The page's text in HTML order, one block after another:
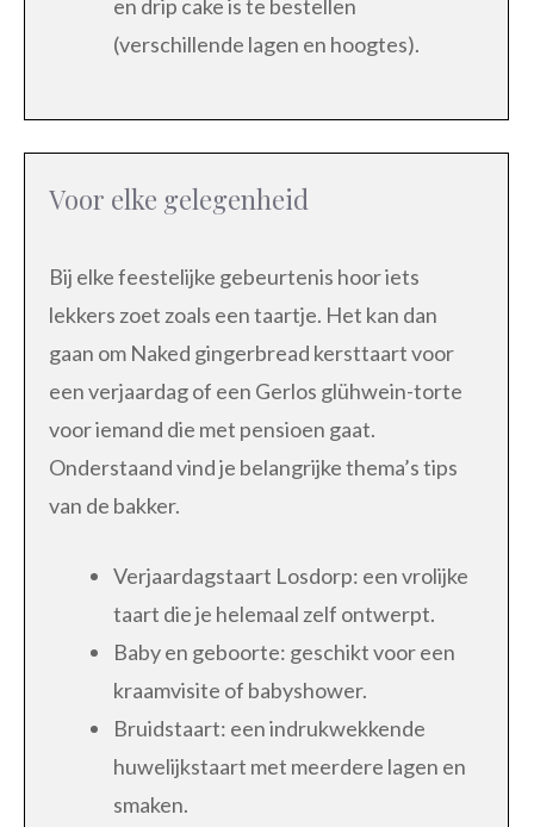
en drip cake is te bestellen
(verschillende lagen en hoogtes).
Voor elke gelegenheid
Bij elke feestelijke gebeurtenis hoor iets
lekkers zoet zoals een taartje. Het kan dan
gaan om Naked gingerbread kersttaart voor
een verjaardag of een Gerlos glühwein-torte
voor iemand die met pensioen gaat.
Onderstaand vind je belangrijke thema’s tips
van de bakker.
Verjaardagstaart Losdorp: een vrolijke
taart die je helemaal zelf ontwerpt.
Baby en geboorte: geschikt voor een
kraamvisite of babyshower.
Bruidstaart: een indrukwekkende
huwelijkstaart met meerdere lagen en
smaken.